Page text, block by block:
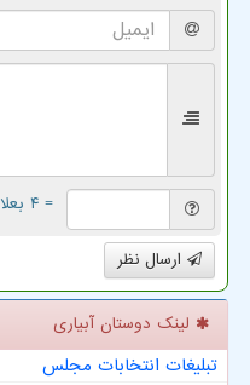
= ۴ بعلاوه ۳
ارسال نظر
لینک دوستان آبیاری
تبلیغات انتخابات مجلس